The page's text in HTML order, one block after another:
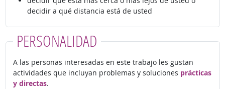
decidir a qué distancia está de usted
PERSONALIDAD
A las personas interesadas en este trabajo les gustan
actividades que incluyan problemas y soluciones prácticas
y directas.